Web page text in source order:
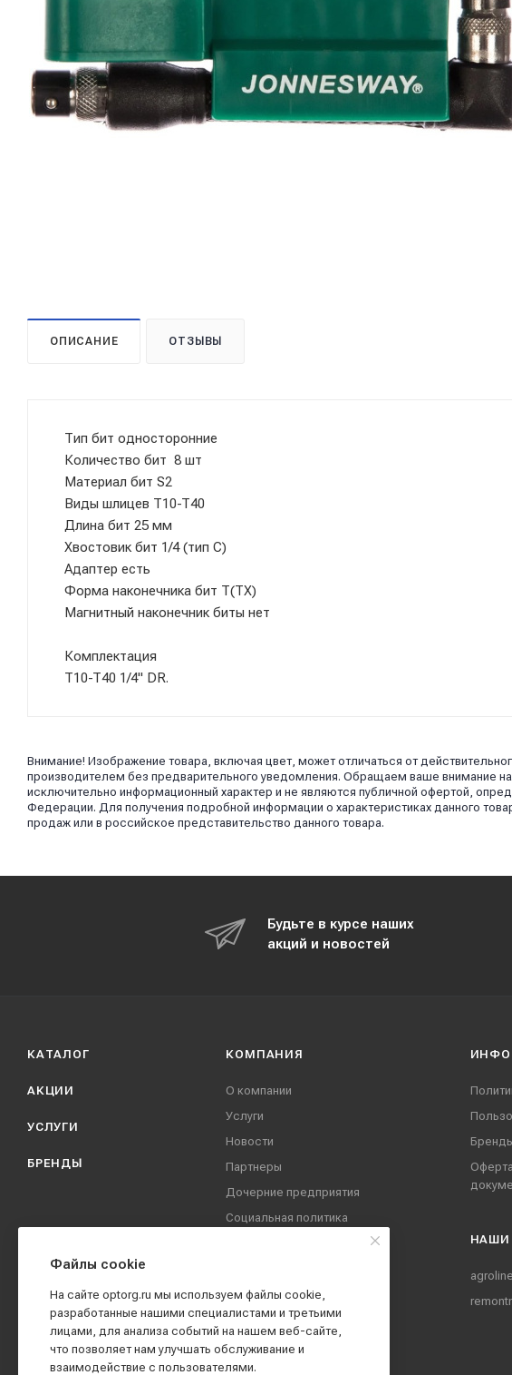
ОПИСАНИЕ ОТЗЫВЫ
Тип бит односторонние
Количество бит 8 шт
Материал бит S2
Виды шлицев T10-T40
Длина бит 25 мм
Хвостовик бит 1/4 (тип С)
Адаптер есть
Форма наконечника бит T(TX)
Магнитный наконечник биты нет
Комплектация
T10-T40 1/4" DR.
Внимание! Изображение товара, включая цвет, может отличаться от
производителем без предварительного уведомления. Обращаем ваше внимание
исключительно информационный характер и не являются публичной офертой,
Федерации. Для получения подробной информации о характеристиках данного
продаж или в российское представительство данного товара.
Будьте в курсе наших
акций и новостей
КАТАЛОГ
АКЦИИ
УСЛУГИ
БРЕНДЫ
КОМПАНИЯ
О компании
Услуги
Новости
Партнеры
Дочерние предприятия
Социальная политика
Вакансии
Реквизиты
Контакты
НАШИ
Файлы cookie
На сайте optorg.ru мы используем файлы cookie,
разработанные нашими специалистами и третьими
лицами, для анализа событий на нашем веб-сайте,
что позволяет нам улучшать обслуживание и
взаимодействие с пользователями.